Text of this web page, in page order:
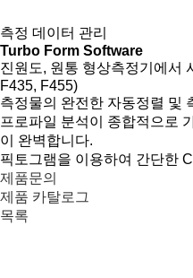
측정 데이터 관리
Turbo Form Software
진원도, 원통 형상측정기에서
F435, F455)
측정물의 완전한 자동정렬 및
프로파일 분석이 종합적으로
이 완벽합니다.
픽토그램을 이용하여 간단한
제품문의
제품 카탈로그
목록